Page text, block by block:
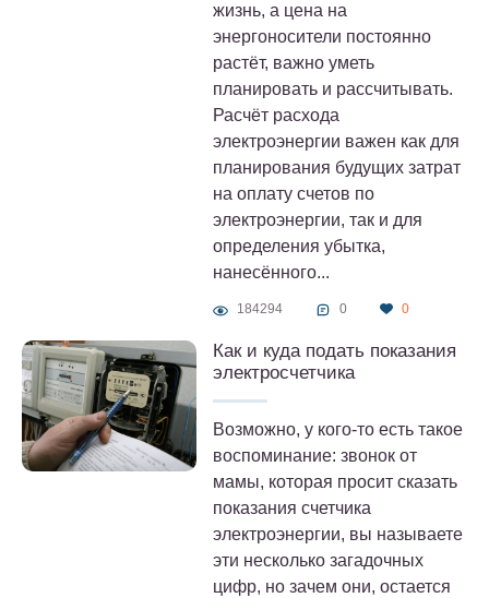
жизнь, а цена на
энергоносители постоянно
растёт, важно уметь
планировать и рассчитывать.
Расчёт расхода
электроэнергии важен как для
планирования будущих затрат
на оплату счетов по
электроэнергии, так и для
определения убытка,
нанесённого...
184294 0 0
Как и куда подать показания
электросчетчика
Возможно, у кого-то есть такое
воспоминание: звонок от
мамы, которая просит сказать
показания счетчика
электроэнергии, вы называете
эти несколько загадочных
цифр, но зачем они, остается